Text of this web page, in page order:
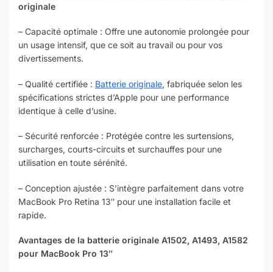
originale
– Capacité optimale : Offre une autonomie prolongée pour
un usage intensif, que ce soit au travail ou pour vos
divertissements.
– Qualité certifiée : Batterie originale, fabriquée selon les
spécifications strictes d’Apple pour une performance
identique à celle d’usine.
– Sécurité renforcée : Protégée contre les surtensions,
surcharges, courts-circuits et surchauffes pour une
utilisation en toute sérénité.
– Conception ajustée : S’intègre parfaitement dans votre
MacBook Pro Retina 13″ pour une installation facile et
rapide.
Avantages de la batterie originale A1502, A1493, A1582
pour MacBook Pro 13″